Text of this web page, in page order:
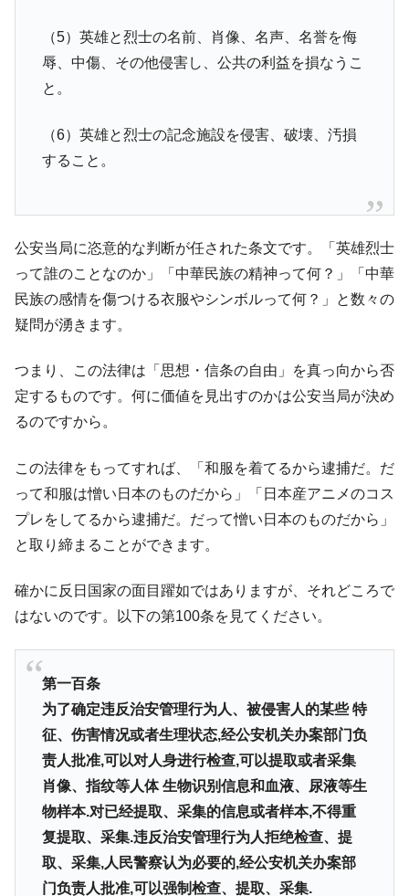
（5）英雄と烈士の名前、肖像、名声、名誉を侮
辱、中傷、その他侵害し、公共の利益を損なうこ
と。
（6）英雄と烈士の記念施設を侵害、破壊、汚損
すること。
公安当局に恣意的な判断が任された条文です。「英雄烈士
って誰のことなのか」「中華民族の精神って何？」「中華
民族の感情を傷つける衣服やシンボルって何？」と数々の
疑問が湧きます。
つまり、この法律は「思想・信条の自由」を真っ向から否
定するものです。何に価値を見出すのかは公安当局が決め
るのですから。
この法律をもってすれば、「和服を着てるから逮捕だ。だ
って和服は憎い日本のものだから」「日本産アニメのコス
プレをしてるから逮捕だ。だって憎い日本のものだから」
と取り締まることができます。
確かに反日国家の面目躍如ではありますが、それどころで
はないのです。以下の第100条を見てください。
第一百条
为了确定违反治安管理行为人、被侵害人的某些 特
征、伤害情况或者生理状态,经公安机关办案部门负
责人批准,可以对人身进行检查,可以提取或者采集
肖像、指纹等人体 生物识别信息和血液、尿液等生
物样本.对已经提取、采集的信息或者样本,不得重
复提取、采集.违反治安管理行为人拒绝检查、提
取、采集,人民警察认为必要的,经公安机关办案部
门负责人批准,可以强制检查、提取、采集.